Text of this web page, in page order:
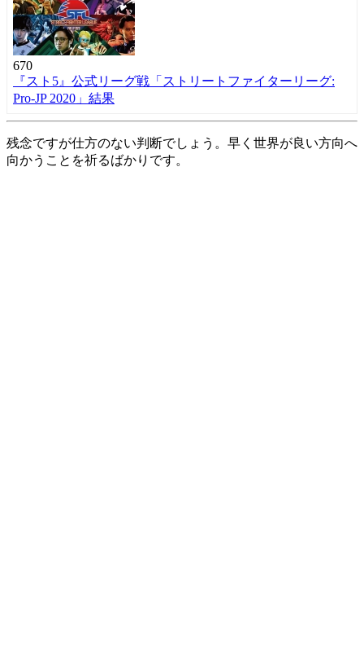
670
『スト5』公式リーグ戦「ストリートファイターリーグ:
Pro-JP 2020」結果
残念ですが仕方のない判断でしょう。早く世界が良い方向へ
向かうことを祈るばかりです。